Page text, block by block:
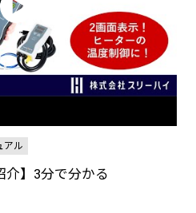
アル
介】3分で分かる